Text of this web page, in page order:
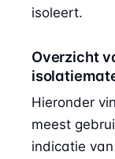
isoleert.
Overzicht
Hieronder
meest
indicatie